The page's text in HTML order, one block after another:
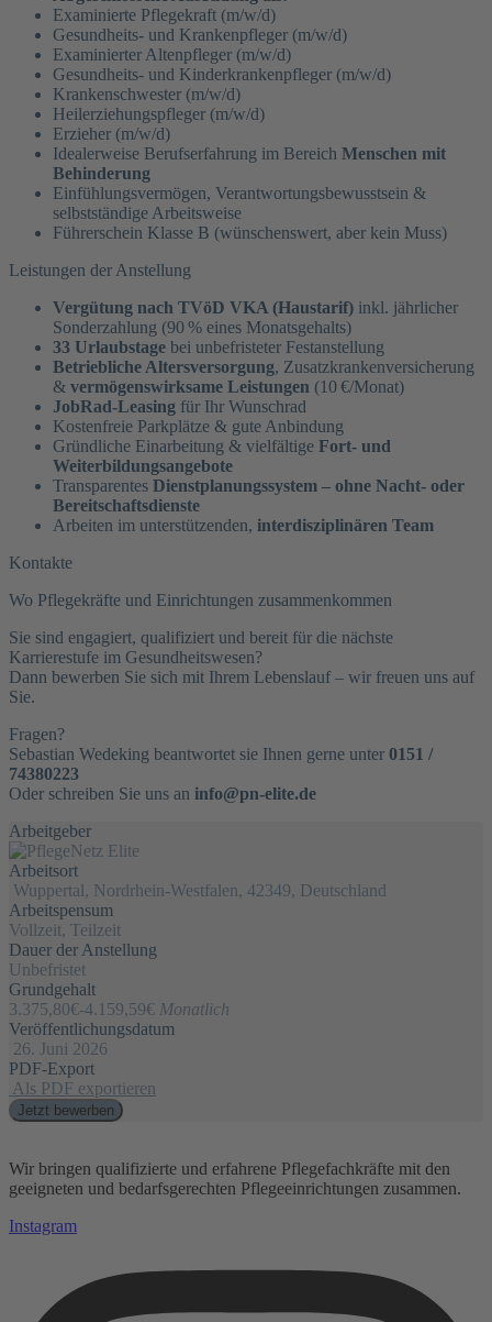
Examinierte Pflegekraft (m/w/d)
Gesundheits- und Krankenpfleger (m/w/d)
Examinierter Altenpfleger (m/w/d)
Gesundheits- und Kinderkrankenpfleger (m/w/d)
Krankenschwester (m/w/d)
Heilerziehungspfleger (m/w/d)
Erzieher (m/w/d)
Idealerweise Berufserfahrung im Bereich Menschen mit
Behinderung
Einfühlungsvermögen, Verantwortungsbewusstsein &
selbstständige Arbeitsweise
Führerschein Klasse B (wünschenswert, aber kein Muss)
Leistungen der Anstellung
Vergütung nach TVöD VKA (Haustarif) inkl. jährlicher
Sonderzahlung (90 % eines Monatsgehalts)
33 Urlaubstage bei unbefristeter Festanstellung
Betriebliche Altersversorgung, Zusatzkrankenversicherung
& vermögenswirksame Leistungen (10 €/Monat)
JobRad-Leasing für Ihr Wunschrad
Kostenfreie Parkplätze & gute Anbindung
Gründliche Einarbeitung & vielfältige Fort- und
Weiterbildungsangebote
Transparentes Dienstplanungssystem – ohne Nacht- oder
Bereitschaftsdienste
Arbeiten im unterstützenden, interdisziplinären Team
Kontakte
Wo Pflegekräfte und Einrichtungen zusammenkommen
Sie sind engagiert, qualifiziert und bereit für die nächste
Karrierestufe im Gesundheitswesen?
Dann bewerben Sie sich mit Ihrem Lebenslauf – wir freuen uns auf
Sie.
Fragen?
Sebastian Wedeking beantwortet sie Ihnen gerne unter 0151 /
74380223
Oder schreiben Sie uns an info@pn-elite.de
Arbeitgeber
Arbeitsort
Wuppertal, Nordrhein-Westfalen, 42349, Deutschland
Arbeitspensum
Vollzeit, Teilzeit
Dauer der Anstellung
Unbefristet
Grundgehalt
3.375,80€-4.159,59€ Monatlich
Veröffentlichungsdatum
26. Juni 2026
PDF-Export
Als PDF exportieren
Jetzt bewerben
Wir bringen qualifizierte und erfahrene Pflegefachkräfte mit den
geeigneten und bedarfsgerechten Pflegeeinrichtungen zusammen.
Instagram